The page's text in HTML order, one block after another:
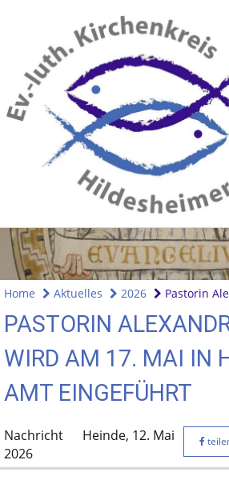
Home Aktuelles 2026 Pastorin
PASTORIN
WIRD AM 17. MAI IN
AMT EINGEFÜHRT
Nachricht Heinde, 12. Mai
2026